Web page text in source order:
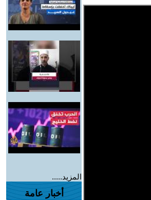
المزيد.....
أخبار عامة